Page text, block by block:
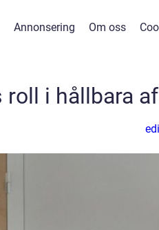
Annonsering Om oss
roll i hållbara